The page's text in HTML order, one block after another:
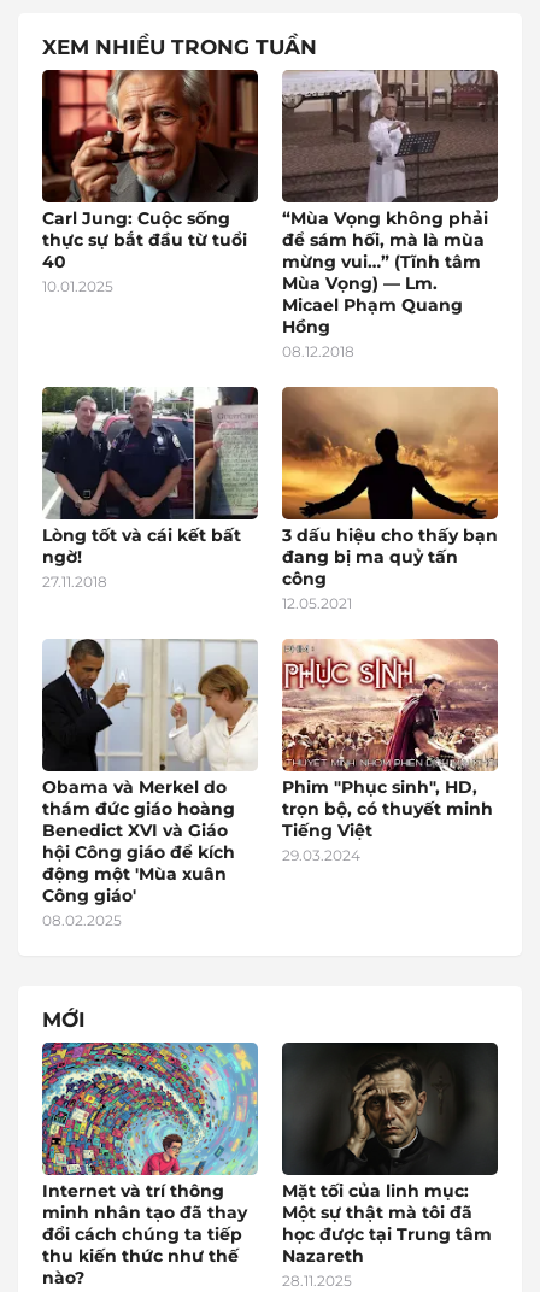
XEM NHIỀU TRONG TUẦN
Carl Jung: Cuộc sống
thực sự bắt đầu từ tuổi
40
10.01.2025
“Mùa Vọng không phải
để sám hối, mà là mùa
mừng vui…” (Tĩnh tâm
Mùa Vọng) — Lm.
Micael Phạm Quang
Hồng
08.12.2018
Lòng tốt và cái kết bất
ngờ!
27.11.2018
3 dấu hiệu cho thấy bạn
đang bị ma quỷ tấn
công
12.05.2021
Obama và Merkel do
thám đức giáo hoàng
Benedict XVI và Giáo
hội Công giáo để kích
động một 'Mùa xuân
Công giáo'
08.02.2025
Phim "Phục sinh", HD,
trọn bộ, có thuyết minh
Tiếng Việt
29.03.2024
MỚI
Internet và trí thông
minh nhân tạo đã thay
đổi cách chúng ta tiếp
thu kiến thức như thế
nào?
Mặt tối của linh mục:
Một sự thật mà tôi đã
học được tại Trung tâm
Nazareth
28.11.2025